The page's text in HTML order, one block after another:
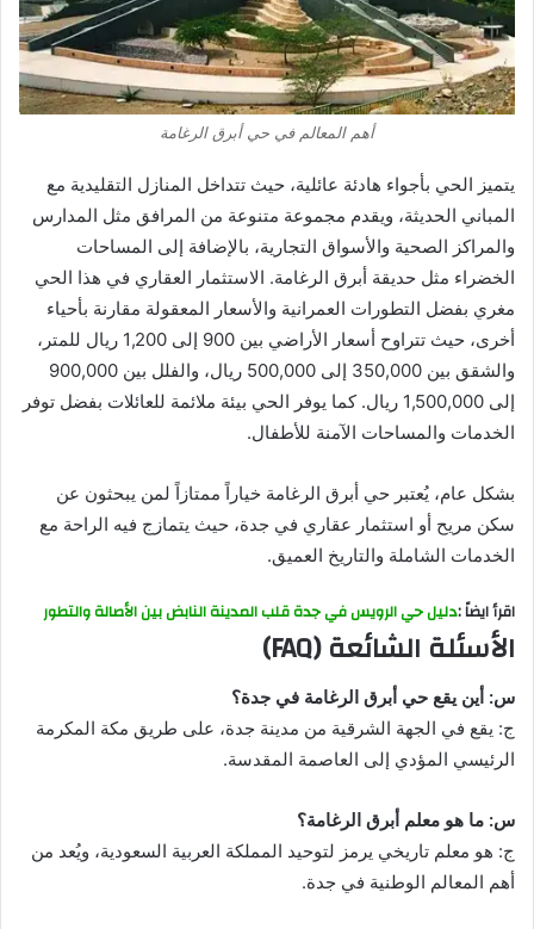
أهم المعالم في حي أبرق الرغامة
يتميز الحي بأجواء هادئة عائلية، حيث تتداخل المنازل التقليدية مع
المباني الحديثة، ويقدم مجموعة متنوعة من المرافق مثل المدارس
والمراكز الصحية والأسواق التجارية، بالإضافة إلى المساحات
الخضراء مثل حديقة أبرق الرغامة. الاستثمار العقاري في هذا الحي
مغري بفضل التطورات العمرانية والأسعار المعقولة مقارنة بأحياء
أخرى، حيث تتراوح أسعار الأراضي بين 900 إلى 1,200 ريال للمتر،
والشقق بين 350,000 إلى 500,000 ريال، والفلل بين 900,000
إلى 1,500,000 ريال. كما يوفر الحي بيئة ملائمة للعائلات بفضل توفر
الخدمات والمساحات الآمنة للأطفال.
بشكل عام، يُعتبر حي أبرق الرغامة خياراً ممتازاً لمن يبحثون عن
سكن مريح أو استثمار عقاري في جدة، حيث يتمازج فيه الراحة مع
الخدمات الشاملة والتاريخ العميق.
اقرأ ايضاً :دليل حي الرويس في جدة قلب المدينة النابض بين الأصالة والتطور
الأسئلة الشائعة (FAQ)
س: أين يقع حي أبرق الرغامة في جدة؟
ج: يقع في الجهة الشرقية من مدينة جدة، على طريق مكة المكرمة
الرئيسي المؤدي إلى العاصمة المقدسة.
س: ما هو معلم أبرق الرغامة؟
ج: هو معلم تاريخي يرمز لتوحيد المملكة العربية السعودية، ويُعد من
أهم المعالم الوطنية في جدة.